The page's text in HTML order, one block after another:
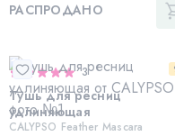
РАСПРОДАНО
3
Тушь для ресниц
удлиняющая
CALYPSO Feather Mascara